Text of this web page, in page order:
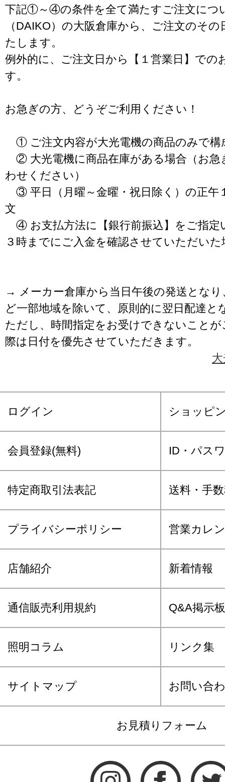
下記①～④の条件を全て満たすご注文につ
（DAIKO）の大阪倉庫から、ご注文のそ
たします。
例外的に、ご注文日から【１営業日】での
す。
お急ぎの方、どうぞご利用ください！
① ご注文内容が大光電機の商品のみで構
② 大光電機に商品在庫がある場合（お急
わせください）
③ 平日（月曜～金曜・祝日除く）の正午
文
④ お支払方法に【銀行前振込】をご指定
３時までにご入金を確認させていただいた
→ メーカー倉庫から当日午後の発送となり
ど一部地域を除いて、原則的に翌日配達と
ただし、時間指定をお受けできないこと
際は日付を優先させていただきます。
ログイン ショッピ
会員登録(無料) ID・パス
特定商取引法表記 送料・手
プライバシーポリシー 営業カレ
店舗紹介 新着情報
通信販売利用規約 Q&A掲示板
照明コラム リンク集
サイトマップ お問い合
お見積りフォーム